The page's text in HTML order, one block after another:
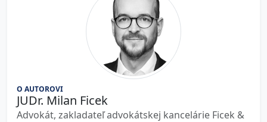
O AUTOROVI
JUDr. Milan Ficek
Advokát, zakladateľ advokátskej kancelárie Ficek &